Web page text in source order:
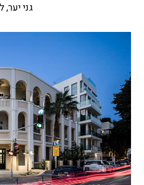
גני יער,